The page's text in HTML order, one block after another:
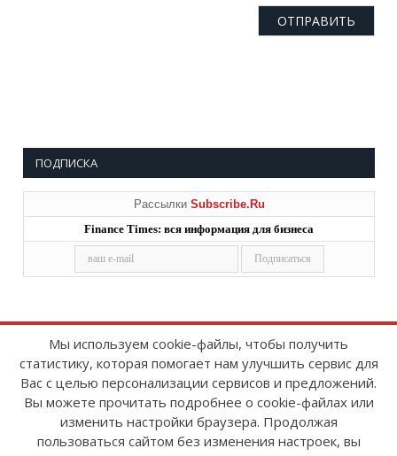
ПОДПИСКА
Рассылки Subscribe.Ru
Finance Times: вся информация для бизнеса
Copyright © 2008-2026FinanceTimes
Зарегистрировано в Роскомнадзоре
Свидетельство о регистрации СМИ:
серия Эл № ФС77-86300 от 10 ноября 2023 г
Мы используем cookie-файлы, чтобы получить
статистику, которая помогает нам улучшить сервис для
Вас с целью персонализации сервисов и предложений.
Вы можете прочитать подробнее о cookie-файлах или
изменить настройки браузера. Продолжая
пользоваться сайтом без изменения настроек, вы